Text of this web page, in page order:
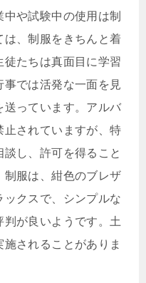
や試験中の使用は制
は、制服をきちんと着
徒たちは真面目に学習
では活発な一面を見
っています。アルバ
止されていますが、特
し、許可を得ること
制服は、紺色のブレザ
クスで、シンプルな
が良いようです。土
されることがありま